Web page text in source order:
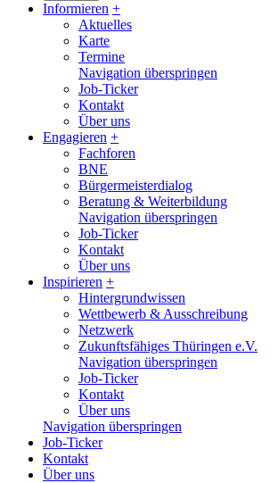
Informieren +
Aktuelles
Karte
Termine
Navigation überspringen
Job-Ticker
Kontakt
Über uns
Engagieren +
Fachforen
BNE
Bürgermeisterdialog
Beratung & Weiterbildung
Navigation überspringen
Job-Ticker
Kontakt
Über uns
Inspirieren +
Hintergrundwissen
Wettbewerb & Ausschreibung
Netzwerk
Zukunftsfähiges Thüringen e.V.
Navigation überspringen
Job-Ticker
Kontakt
Über uns
Navigation überspringen
Job-Ticker
Kontakt
Über uns